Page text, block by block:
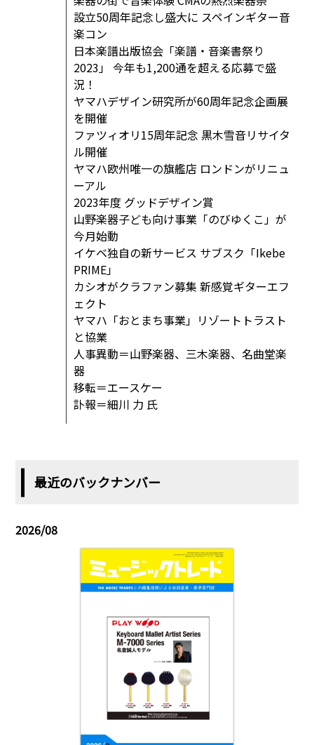
設立50周年記念し盛大に スペインギター音
楽コン
日本楽譜出版協会「楽譜・音楽書祭り
2023」 今年も1,200通を超える応募で盛
況！
ヤマハデザイン研究所が60周年記念企画展
を開催
ファツィオリ15周年記念 黒木雪音リサイタ
ル開催
ヤマハ欧州唯一の旗艦店 ロンドンがリニュ
ーアル
2023年度 グッドデザイン賞
山野楽器子ども向け事業「のびゆくこ」が
今月始動
イケベ独自の新サービス サブスク「Ikebe
PRIME」
カシオがクラファン募集 新感覚ギターエフ
ェクト
ヤマハ「おとまち事業」リゾートトラスト
と協業
人事異動＝山野楽器、三木楽器、名曲堂楽
器
移転＝エースケー
訃報＝細川 力 氏
最近のバックナンバー
2026/08